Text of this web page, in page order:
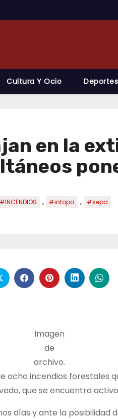
Cultura Y Ocio Deportes
en la
#INCENDIOS , #infopa , #sepa
Imagen
de
archivo.
ocho incendios forestales
que se encuentra
días y ante la posibilidad